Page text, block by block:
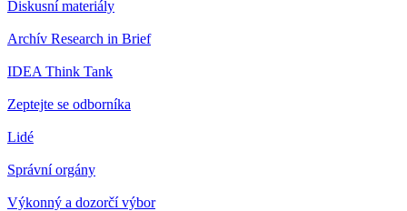
Diskusní materiály
Archív Research in Brief
IDEA Think Tank
Zeptejte se odborníka
Lidé
Správní orgány
Výkonný a dozorčí výbor